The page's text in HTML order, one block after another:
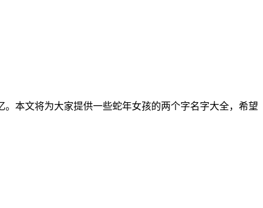
本文将为大家提供一些蛇年女孩的两个字名字大全，希望